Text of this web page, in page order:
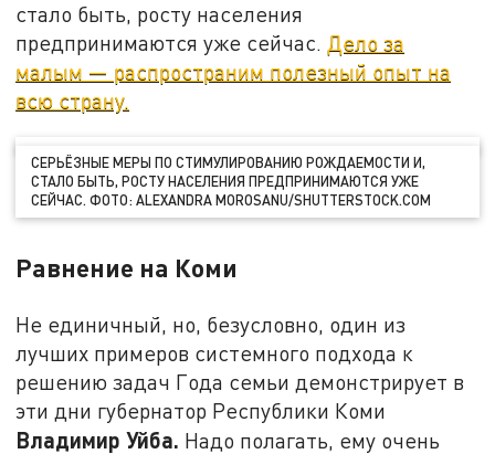
стало быть, росту населения
предпринимаются уже сейчас. Дело за
малым — распространим полезный опыт на
всю страну.
СЕРЬЁЗНЫЕ МЕРЫ ПО СТИМУЛИРОВАНИЮ РОЖДАЕМОСТИ И,
СТАЛО БЫТЬ, РОСТУ НАСЕЛЕНИЯ ПРЕДПРИНИМАЮТСЯ УЖЕ
СЕЙЧАС. ФОТО: ALEXANDRA MOROSANU/SHUTTERSTOCK.COM
Равнение на Коми
Не единичный, но, безусловно, один из
лучших примеров системного подхода к
решению задач Года семьи демонстрирует в
эти дни губернатор Республики Коми
Владимир Уйба. Надо полагать, ему очень